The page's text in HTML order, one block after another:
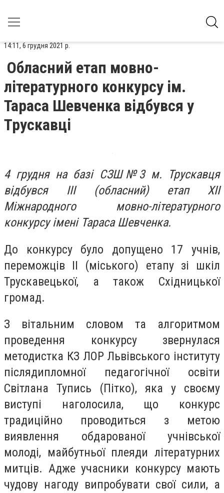
14:11, 6 грудня 2021 р.
Обласний етап мовно-
літературного конкурсу ім.
Тараса Шевченка відбувся у
Трускавці
4 грудня на базі СЗШ№3 м. Трускавця
відбувся ІІІ (обласний) етап ХІІ
Міжнародного мовно-літературного
конкурсу імені Тараса Шевченка.
До конкурсу було допущено 17 учнів,
переможців ІІ (міського) етапу зі шкіл
Трускавецької, а також Східницької
громад.
З вітальним словом та алгоритмом
проведення конкурсу звернулася
методистка КЗ ЛОР Львівського інституту
післядипломної педагогічної освіти
Світлана Тупись (Пітко), яка у своєму
виступі наголосила, що конкурс
традиційно проводиться з метою
виявлення обдарованої учнівської
молоді, майбутньої плеяди літературних
митців. Адже учасники конкурсу мають
чудову нагоду випробувати свої сили, а